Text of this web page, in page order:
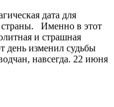
дата для
Именно в этот
и страшная
день изменил судьбы
навсегда. 22 июня